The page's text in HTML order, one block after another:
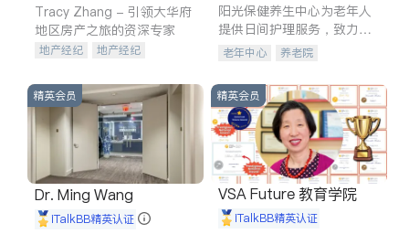
Tracy Zhang - 引领大华府
地区房产之旅的资深专家
地产经纪
地产经纪
商铺租售
开发商建商
阳光保健养生中心为老年人
提供日间护理服务，致力于
通过持续的护理创新来有效
老年中心 养老院
精英会员
Dr. Ming Wang
iTalkBB精英认证
精英会员
VSA Future 教育学院
iTalkBB精英认证